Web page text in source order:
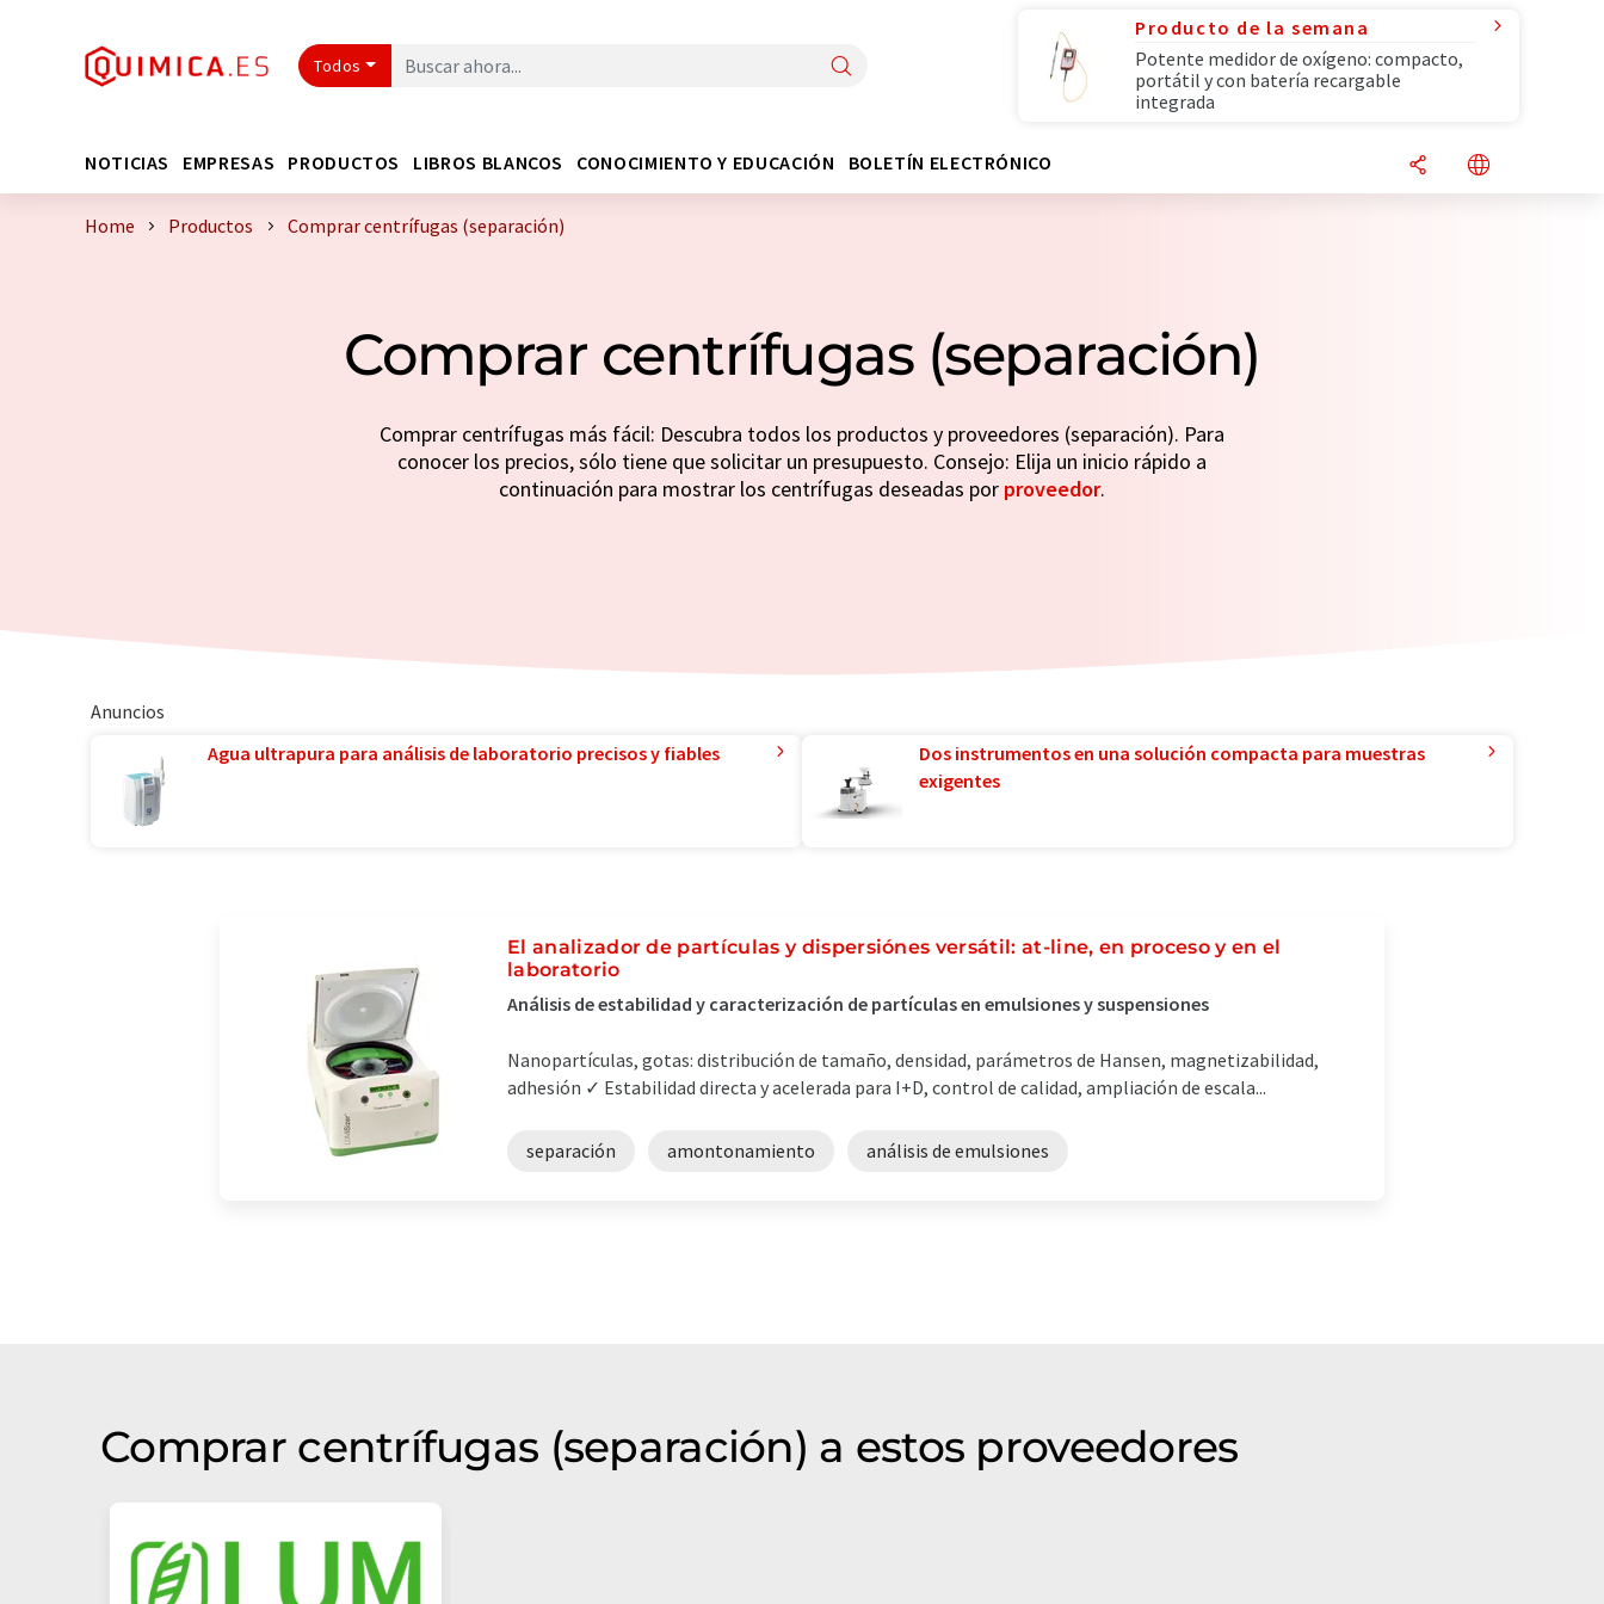
Todos
Producto de la semana
Potente medidor de oxígeno: compacto,
portátil y con batería recargable
integrada
NOTICIAS EMPRESAS PRODUCTOS LIBROS BLANCOS CONOCIMIENTO Y EDUCACIÓN BOLETÍN ELECTRÓNICO
Home Productos Comprar centrífugas (separación)
Comprar centrífugas (separación)
Comprar centrífugas más fácil: Descubra todos los productos y proveedores (separación). Para
conocer los precios, sólo tiene que solicitar un presupuesto. Consejo: Elija un inicio rápido a
continuación para mostrar los centrífugas deseadas por proveedor.
Anuncios
Agua ultrapura para análisis de laboratorio precisos y fiables
Dos instrumentos en una solución compacta para muestras
exigentes
El analizador de partículas y dispersiónes versátil: at-line, en proceso y en el
laboratorio
Análisis de estabilidad y caracterización de partículas en emulsiones y suspensiones
Nanopartículas, gotas: distribución de tamaño, densidad, parámetros de Hansen, magnetizabilidad,
adhesión ✓ Estabilidad directa y acelerada para I+D, control de calidad, ampliación de escala...
separación amontonamiento análisis de emulsiones
Comprar centrífugas (separación) a estos proveedores